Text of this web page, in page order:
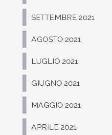
SETTEMBRE 2021
AGOSTO 2021
LUGLIO 2021
GIUGNO 2021
MAGGIO 2021
APRILE 2021